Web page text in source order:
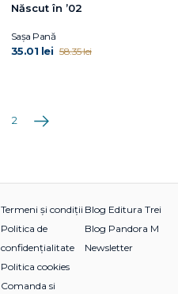
Născut în ’02
Sașa Pană
35.01 lei 58.35 lei
2 Următoarea
Termeni și condiții
Politica de
confidențialitate
Politica cookies
Comanda si
Blog Editura Trei
Blog Pandora M
Newsletter